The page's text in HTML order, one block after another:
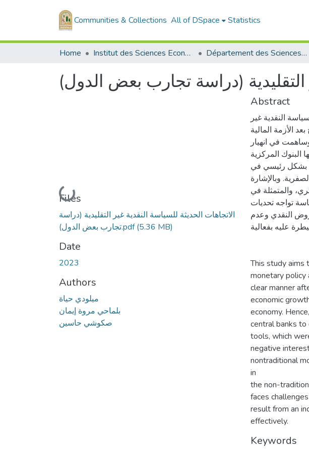
Communities & Collections All of DSpace Statistics
Home Institut des Sciences Economiques, Commerciales et des Sciences de Gestion Département des Sciences Economiques
التقليدية (دراسة تجارب بعض الدول)
Loading...
Files
الاتجاهات الحديثة للسياسة النقدية غير التقليدية (دراسة
تجارب بعض الدول).pdf(5.36 MB)
Date
2023
Authors
ميلودي حياة
بلماحي مروة إيمان
صكوشي حاسين
Abstract
النقدية غير
الأزمة المالية
في انهيار
البنوك المركزية
بشكل رئيسي في
وبالإشارة
والمتمثلة في
تواجه تحديات
النقدي وعدم
عليه بفعالية.
This study aims
monetary policy
clear manner
economic
economy.
central banks to
tools, which
negative
nontraditional
in
the non-
faces
result from an
effectively.
Keywords